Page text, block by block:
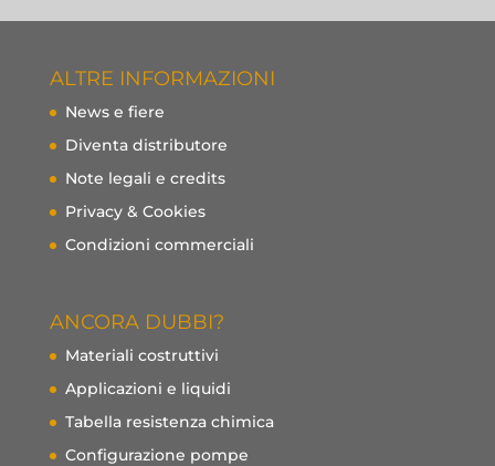
ALTRE INFORMAZIONI
News e fiere
Diventa distributore
Note legali e credits
Privacy & Cookies
Condizioni commerciali
ANCORA DUBBI?
Materiali costruttivi
Applicazioni e liquidi
Tabella resistenza chimica
Configurazione pompe